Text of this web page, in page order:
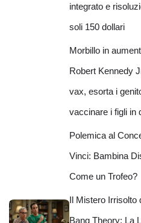
integrato e
soli 150 dollari
Morbillo in
Robert Kennedy
vax, esorta i
vaccinare i figli in
Polemica al
Vinci: Bambina
Come un Trofeo?
Il Mistero Irrisolto
Bang Theory: La